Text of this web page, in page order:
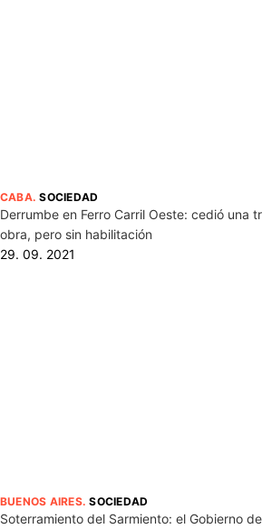
CABA.SOCIEDAD
Derrumbe en Ferro Carril Oeste: cedió una
obra, pero sin habilitación
29. 09. 2021
BUENOS AIRES.SOCIEDAD
Soterramiento del Sarmiento: el Gobierno